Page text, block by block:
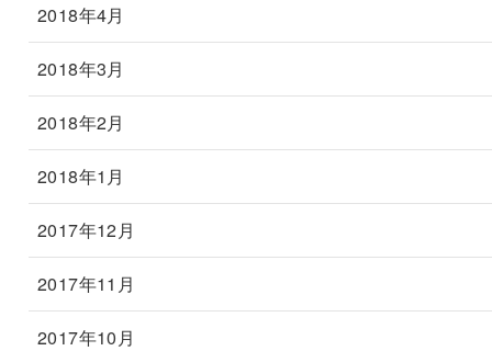
2018年4月
2018年3月
2018年2月
2018年1月
2017年12月
2017年11月
2017年10月